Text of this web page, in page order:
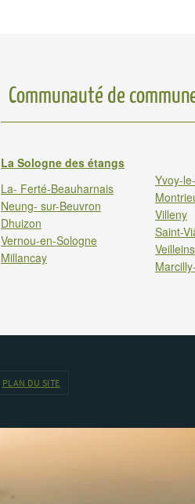
Communauté de
La Sologne des étangs
La- Ferté-Beauharnais
Neung- sur-Beuvron
Dhuizon
Vernou-en-Sologne
Millancay
Yvoy-
Villeny
Saint-
Veilleins
PLAN DU SITE